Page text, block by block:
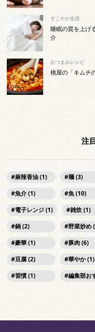
すこやか生活
睡眠の質を上げ
介
おつまみレシピ
桃屋の「キムチ
注
麻辣香油 (1) 麺 (3)
魚介 (1)
魚 (10)
電子レンジ (1)
雑炊 (1)
鍋 (2)
野菜炒め
豪華 (1)
豚肉 (6)
豆腐 (2)
華やか (1)
習慣 (1)
編集部お